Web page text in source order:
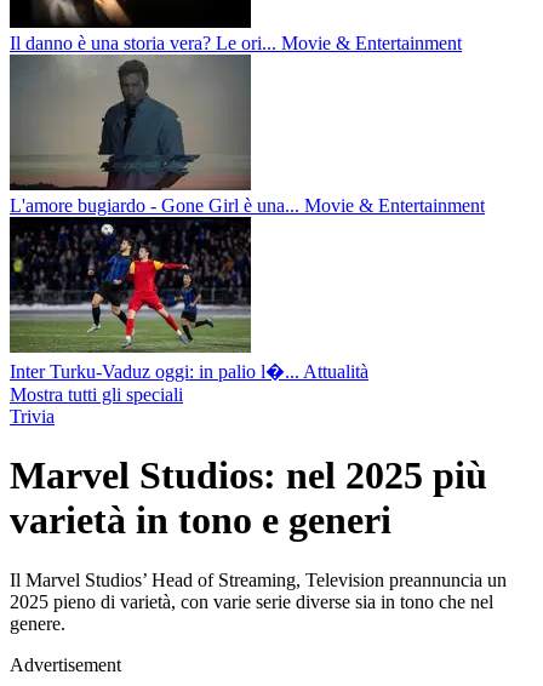
Il danno è una storia vera? Le ori... Movie & Entertainment
L'amore bugiardo - Gone Girl è una... Movie & Entertainment
Inter Turku-Vaduz oggi: in palio l�... Attualità
Mostra tutti gli speciali
Trivia
Marvel Studios: nel 2025 più
varietà in tono e generi
Il Marvel Studios’ Head of Streaming, Television preannuncia un
2025 pieno di varietà, con varie serie diverse sia in tono che nel
genere.
Advertisement